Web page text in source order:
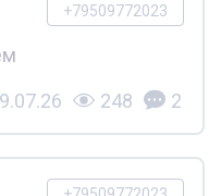
+79509772023
248 2